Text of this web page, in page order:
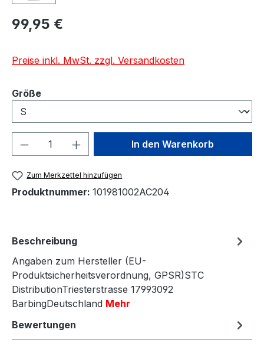
Regulärer Preis:
99,95 €
Preise inkl. MwSt. zzgl. Versandkosten
Größeauswählen
Produkt Anzahl: Gib denIn den Warenkorb
Zum Merkzettel hinzufügen
Produktnummer: 101981002AC204
Beschreibung
Angaben zum Hersteller (EU-
Produktsicherheitsverordnung, GPSR)STC
DistributionTriesterstrasse 17993092
BarbingDeutschland Mehr
Bewertungen